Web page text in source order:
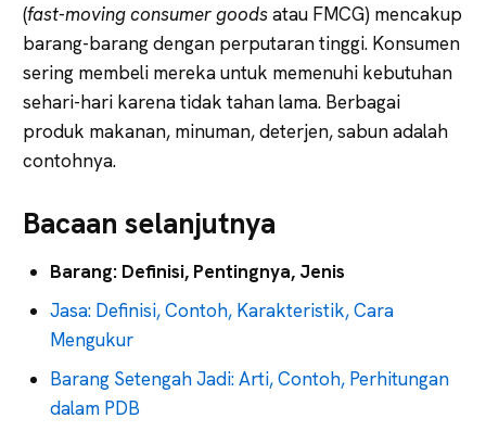
(fast-moving consumer goodsatau FMCG) mencakup
barang-barang dengan perputaran tinggi. Konsumen
sering membeli mereka untuk memenuhi kebutuhan
sehari-hari karena tidak tahan lama. Berbagai
produk makanan, minuman, deterjen, sabun adalah
contohnya.
Bacaan selanjutnya
Barang: Definisi, Pentingnya, Jenis
Jasa: Definisi, Contoh, Karakteristik, Cara
Mengukur
Barang Setengah Jadi: Arti, Contoh, Perhitungan
dalam PDB